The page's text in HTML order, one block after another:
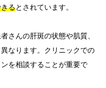
るとされています。
さんの肝斑の状態や肌質、
なります。クリニックでの
を相談することが重要で